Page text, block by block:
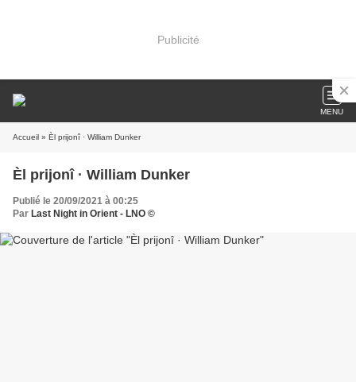
Publicité
MENU
Accueil » Èl prijonî · William Dunker
Èl prijonî · William Dunker
Publié le 20/09/2021 à 00:25
Par Last Night in Orient - LNO ©